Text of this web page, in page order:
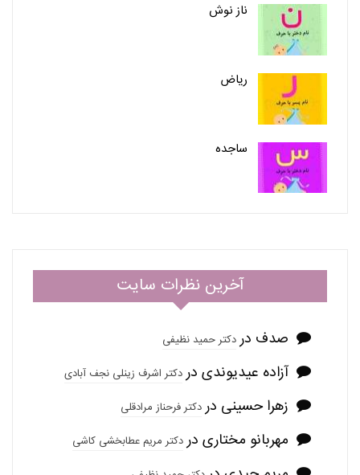
ناز نوش
ریاض
ساجده
آخرین نظرات سایت
صدف دردکتر حمید نظیفی
آزاده عیدیوندی دردکتر اشرف زینلی نجف آبادی
زهرا حسینی دردکتر فرحناز مرادقلی
مهربانو مختاری دردکتر مریم عطابخشی کاشی